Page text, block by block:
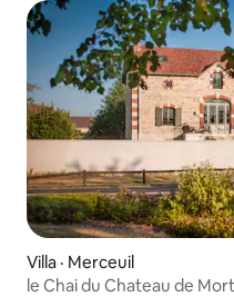
Villa · Merceuil
le Chai du Chateau de